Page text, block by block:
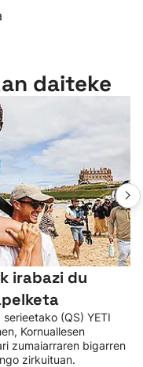
daiteke
irabazi du
(QS) YETI
Kornuallesen
zumaiarraren bigarren
zirkuituan.